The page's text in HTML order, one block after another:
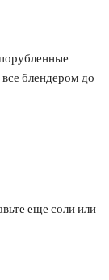
блендером до
еще соли или